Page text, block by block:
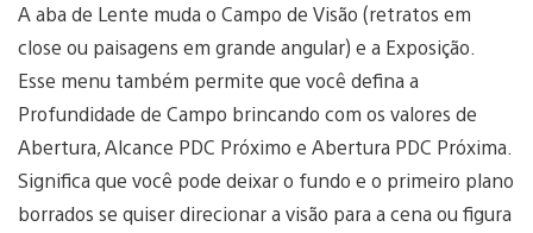
A aba de Lente muda o Campo de Visão (retratos em
close ou paisagens em grande angular) e a Exposição.
Esse menu também permite que você defina a
Profundidade de Campo brincando com os valores de
Abertura, Alcance PDC Próximo e Abertura PDC Próxima.
Significa que você pode deixar o fundo e o primeiro plano
borrados se quiser direcionar a visão para a cena ou figura